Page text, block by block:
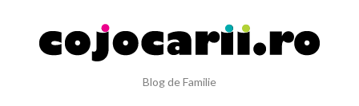
Blog de Familie